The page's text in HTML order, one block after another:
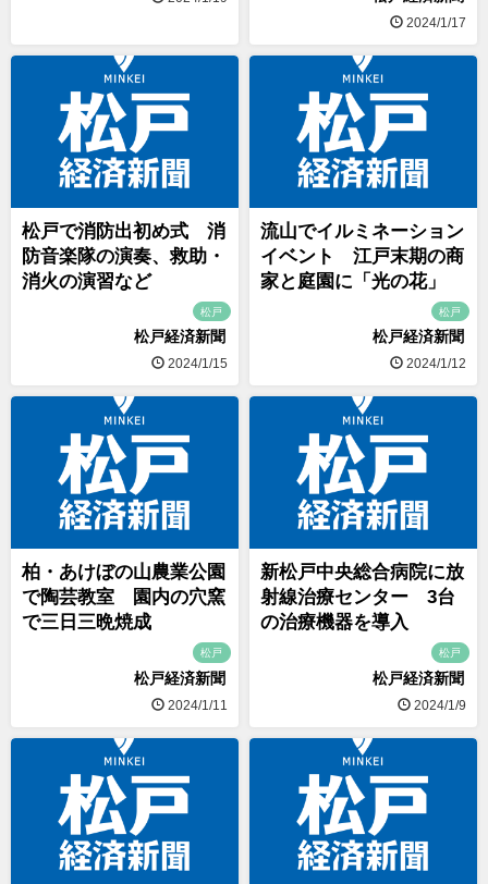
2024/1/17
松戸で消防出初め式 消
防音楽隊の演奏、救助・
消火の演習など
松戸
松戸経済新聞
2024/1/15
流山でイルミネーション
イベント 江戸末期の商
家と庭園に「光の花」
松戸
松戸経済新聞
2024/1/12
柏・あけぼの山農業公園
で陶芸教室 園内の穴窯
で三日三晩焼成
松戸
松戸経済新聞
2024/1/11
新松戸中央総合病院に放
射線治療センター 3台
の治療機器を導入
松戸
松戸経済新聞
2024/1/9